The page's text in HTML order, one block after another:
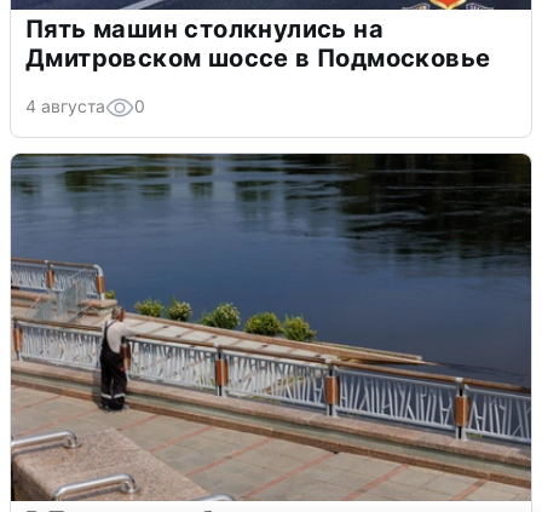
Пять машин столкнулись на
Дмитровском шоссе в Подмосковье
4 августа 0